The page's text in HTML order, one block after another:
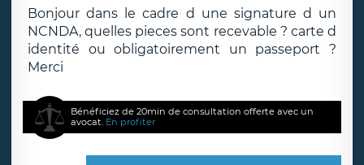
Bonjour dans le cadre d une signature d un
NCNDA, quelles pieces sont recevable ? carte d
identité ou obligatoirement un passeport ?
Merci
Bénéficiez de 20min de consultation offerte avec un
avocat. En profiter